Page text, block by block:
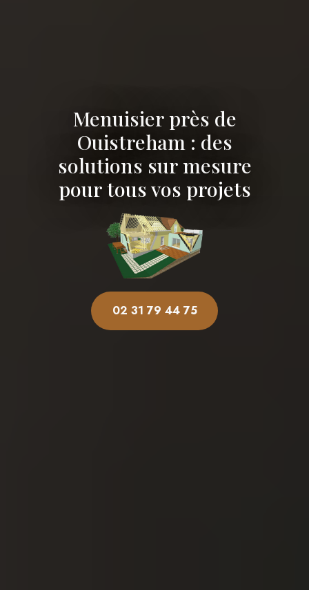
Menuisier près de
Ouistreham : des
solutions sur mesure
pour tous vos projets
02 31 79 44 75